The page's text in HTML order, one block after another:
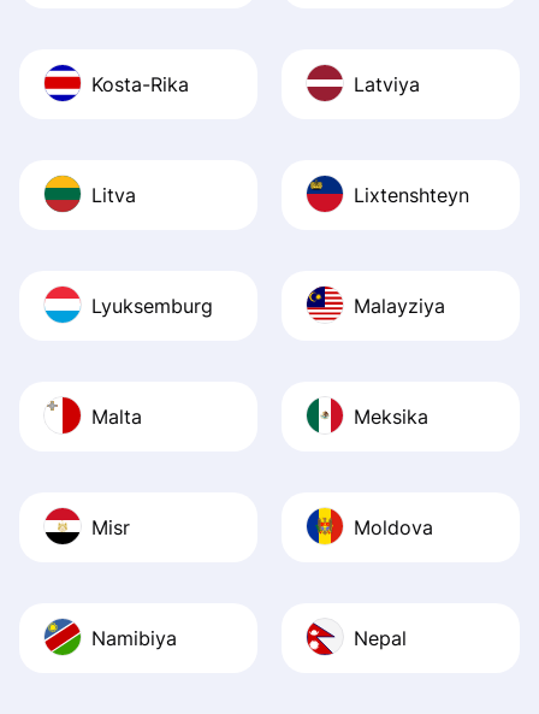
Kosta-Rika Latviya
Litva Lixtenshteyn
Lyuksemburg Malayziya
Malta Meksika
Misr Moldova
Namibiya Nepal